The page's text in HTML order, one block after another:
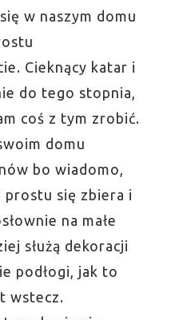
w naszym domu
Cieknący katar i
do tego stopnia,
coś z tym zrobić.
domu
bo wiadomo,
prostu się zbiera i
na małe
służą dekoracji
podłogi, jak to
wstecz.